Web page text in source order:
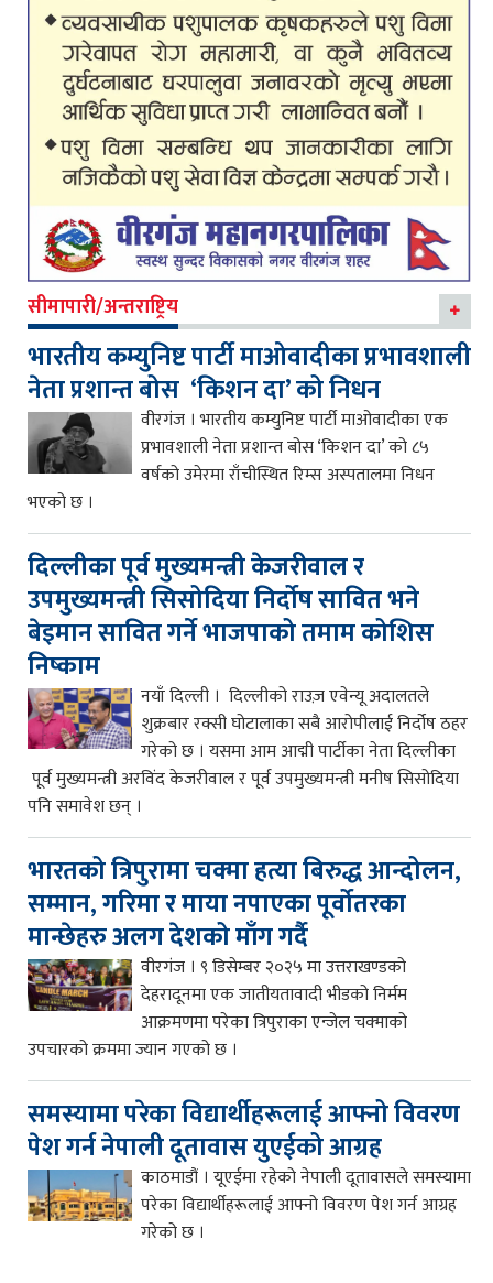
सीमापारी/अन्तराष्ट्रिय
भारतीय कम्युनिष्ट पार्टी माओवादीका प्रभावशाली
नेता प्रशान्त बोस ‘किशन दा’ को निधन
वीरगंज । भारतीय कम्युनिष्ट पार्टी माओवादीका एक
प्रभावशाली नेता प्रशान्त बोस ‘किशन दा’ को ८५
वर्षको उमेरमा राँचीस्थित रिम्स अस्पतालमा निधन
भएको छ ।
दिल्लीका पूर्व मुख्यमन्त्री केजरीवाल र
उपमुख्यमन्त्री सिसोदिया निर्दोष सावित भने
बेइमान सावित गर्ने भाजपाको तमाम कोशिस
निष्काम
नयाँ दिल्ली । दिल्लीको राउज़ एवेन्यू अदालतले
शुक्रबार रक्सी घोटालाका सबै आरोपीलाई निर्दोष ठहर
गरेको छ । यसमा आम आद्मी पार्टीका नेता दिल्लीका
पूर्व मुख्यमन्त्री अरविंद केजरीवाल र पूर्व उपमुख्यमन्त्री मनीष सिसोदिया
पनि समावेश छन् ।
भारतको त्रिपुरामा चक्मा हत्या बिरुद्ध आन्दोलन,
सम्मान, गरिमा र माया नपाएका पूर्वोतरका
मान्छेहरु अलग देशको माँग गर्दै
वीरगंज । ९ डिसेम्बर २०२५ मा उत्तराखण्डको
देहरादूनमा एक जातीयतावादी भीडको निर्मम
आक्रमणमा परेका त्रिपुराका एन्जेल चक्माको
उपचारको क्रममा ज्यान गएको छ ।
समस्यामा परेका विद्यार्थीहरूलाई आफ्नो विवरण
पेश गर्न नेपाली दूतावास युएईको आग्रह
काठमाडौं । यूएईमा रहेको नेपाली दूतावासले समस्यामा
परेका विद्यार्थीहरूलाई आफ्नो विवरण पेश गर्न आग्रह
गरेको छ ।